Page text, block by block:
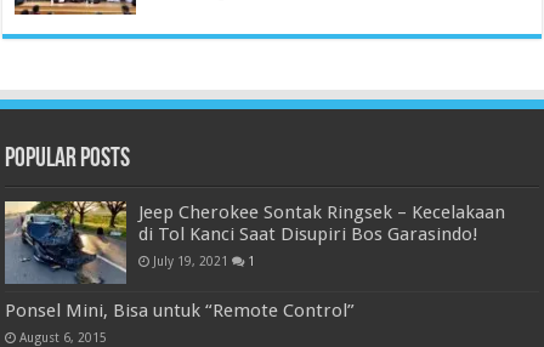
Popular Posts
Jeep Cherokee Sontak Ringsek – Kecelakaan
di Tol Kanci Saat Disupiri Bos Garasindo!
July 19, 2021 1
Ponsel Mini, Bisa untuk “Remote Control”
August 6, 2015